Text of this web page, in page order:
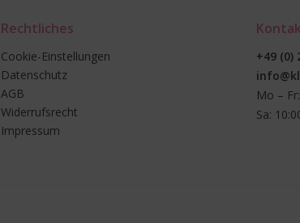
Rechtliches
Cookie-Einstellungen
Datenschutz
AGB
Widerrufsrecht
Impressum
+49 (0)
Mo –
Sa: